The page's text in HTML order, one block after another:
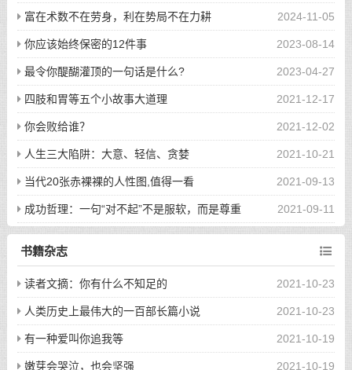
2024-11-05
富在术数不在劳身，利在势局不在力耕
2023-08-14
你应该始终保密的12件事
2023-04-27
最令你醍醐灌顶的一句话是什么?
2021-12-17
四肢和胃等五个小故事大道理
2021-12-02
你会败给谁？
2021-10-21
人生三大陷阱：大意、轻信、贪婪
2021-09-13
当代20张赤裸裸的人性图,值得一看
2021-09-11
成功哲理：一句“对不起”不是服软，而是尊重
书籍杂志
2021-10-23
读者文摘：你有什么不知足的
2021-10-23
人类历史上最伟大的一百部长篇小说
2021-10-19
有一种爱叫你追我等
2021-10-19
嫩芽会哭泣，也会坚强